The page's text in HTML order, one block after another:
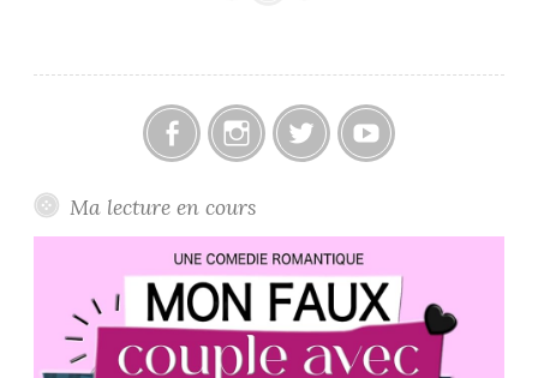
Ma lecture en cours